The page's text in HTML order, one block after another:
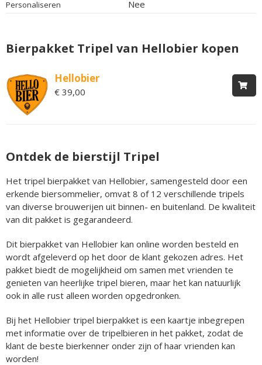
Personaliseren Nee
Bierpakket Tripel van Hellobier kopen
Hellobier
€ 39,00
Ontdek de bierstijl Tripel
Het tripel bierpakket van Hellobier, samengesteld door een
erkende biersommelier, omvat 8 of 12 verschillende tripels
van diverse brouwerijen uit binnen- en buitenland. De kwaliteit
van dit pakket is gegarandeerd.
Dit bierpakket van Hellobier kan online worden besteld en
wordt afgeleverd op het door de klant gekozen adres. Het
pakket biedt de mogelijkheid om samen met vrienden te
genieten van heerlijke tripel bieren, maar het kan natuurlijk
ook in alle rust alleen worden opgedronken.
Bij het Hellobier tripel bierpakket is een kaartje inbegrepen
met informatie over de tripelbieren in het pakket, zodat de
klant de beste bierkenner onder zijn of haar vrienden kan
worden!